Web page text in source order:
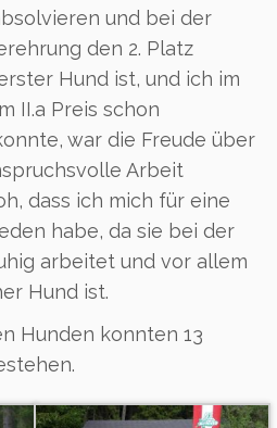
und bei der
den 2. Platz
Hund ist, und ich im
II.a Preis schon
war die Freude über
Arbeit
dass ich mich für eine
habe, da sie bei der
arbeitet und vor allem
Hund ist.
Hunden konnten 13